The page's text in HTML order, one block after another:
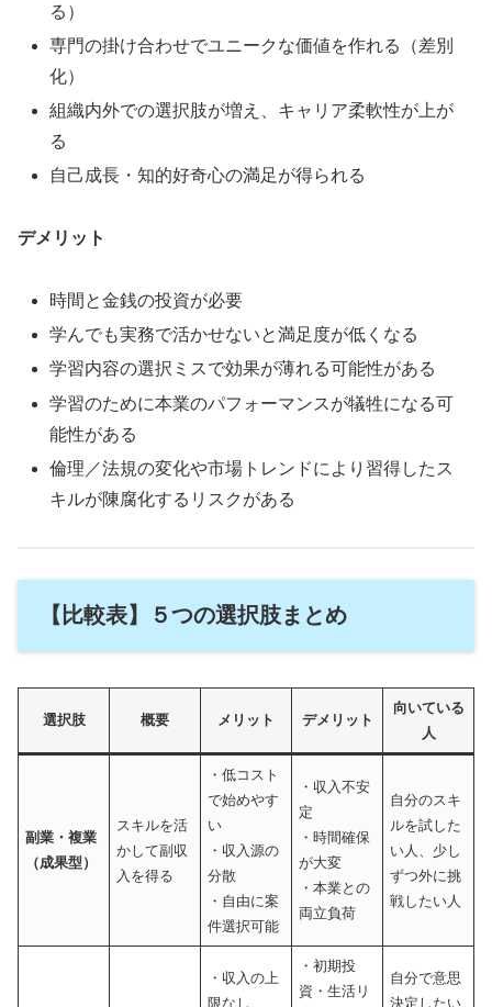
る）
専門の掛け合わせでユニークな価値を作れる（差別
化）
組織内外での選択肢が増え、キャリア柔軟性が上が
る
自己成長・知的好奇心の満足が得られる
デメリット
時間と金銭の投資が必要
学んでも実務で活かせないと満足度が低くなる
学習内容の選択ミスで効果が薄れる可能性がある
学習のために本業のパフォーマンスが犠牲になる可
能性がある
倫理／法規の変化や市場トレンドにより習得したス
キルが陳腐化するリスクがある
【比較表】５つの選択肢まとめ
選択肢 概要 メリット デメリット
向いている
人
副業・複業
（成果型）
スキルを活
かして副収
入を得る
・低コスト
で始めやす
い
・収入源の
分散
・自由に案
件選択可能
・収入不安
定
・時間確保
が大変
・本業との
両立負荷
自分のスキ
ルを試した
い人、少し
ずつ外に挑
戦したい人
・収入の上
限なし
・初期投
資・生活リ
自分で意思
決定したい